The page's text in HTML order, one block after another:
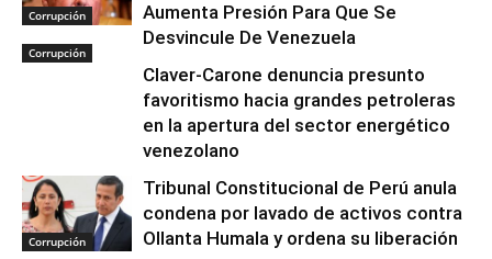
Corrupción
Aumenta Presión Para Que Se
Desvincule De Venezuela
Corrupción
Claver-Carone denuncia presunto
favoritismo hacia grandes petroleras
en la apertura del sector energético
venezolano
Corrupción
Tribunal Constitucional de Perú anula
condena por lavado de activos contra
Ollanta Humala y ordena su liberación